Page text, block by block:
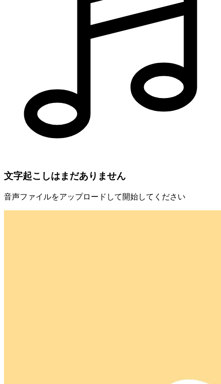
文字起こしはまだありません
音声ファイルをアップロードして開始してください